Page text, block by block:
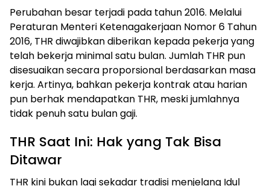
Perubahan besar terjadi pada tahun 2016. Melalui
Peraturan Menteri Ketenagakerjaan Nomor 6 Tahun
2016, THR diwajibkan diberikan kepada pekerja yang
telah bekerja minimal satu bulan. Jumlah THR pun
disesuaikan secara proporsional berdasarkan masa
kerja. Artinya, bahkan pekerja kontrak atau harian
pun berhak mendapatkan THR, meski jumlahnya
tidak penuh satu bulan gaji.
THR Saat Ini: Hak yang Tak Bisa
Ditawar
THR kini bukan lagi sekadar tradisi menjelang Idul